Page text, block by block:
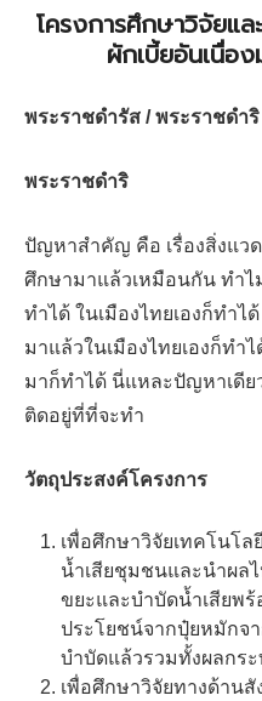
โครงการศึกษาวิจัย
ผักเบี้ยอันเนื่อ
พระราชดำรัส / พระราชดำ
พระราชดำริ
ปัญหาสำคัญ คือ เรื่องสิ่งแว
ศึกษามาแล้วเหมือนกัน ทำไ
ทำได้ ในเมืองไทยเองก็ทำไ
มาแล้วในเมืองไทยเองก็ทำ
มาก็ทำได้ นี่แหละปัญหาเดีย
ติดอยู่ที่ที่จะทำ
วัตถุประสงค์โครงการ
เพื่อศึกษาวิจัยเทคโนโ
น้ำเสียชุมชนและนำผล
ขยะและบำบัดน้ำเสียพ
ประโยชน์จากปุ๋ยหมักจ
บำบัดแล้วรวมทั้งผลกร
เพื่อศึกษาวิจัยทางด้าน